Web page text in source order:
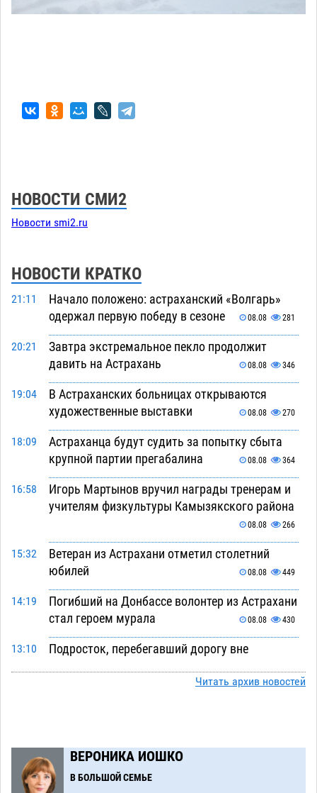
НОВОСТИ СМИ2
Новости smi2.ru
НОВОСТИ КРАТКО
21:11
Начало положено: астраханский «Волгарь»
одержал первую победу в сезоне
08.08 281
20:21
Завтра экстремальное пекло продолжит
давить на Астрахань
08.08 346
19:04
В Астраханских больницах открываются
художественные выставки
08.08 270
18:09
Астраханца будут судить за попытку сбыта
крупной партии прегабалина
08.08 364
16:58
Игорь Мартынов вручил награды тренерам и
учителям физкультуры Камызякского района
08.08 266
15:32
Ветеран из Астрахани отметил столетний
юбилей
08.08 449
14:19
Погибший на Донбассе волонтер из Астрахани
стал героем мурала
08.08 430
13:10
Подросток, перебегавший дорогу вне
08.08 569
08.08 371
10:51
Фаворитская ноша: астраханские
Читать архив новостей
ВЕРОНИКА ИОШКО
В БОЛЬШОЙ СЕМЬЕ